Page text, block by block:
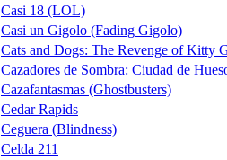
Casi 18 (LOL)
Casi un Gigolo (Fading Gigolo)
Cats and Dogs: The Revenge of Kitty
Cazadores de Sombra: Ciudad de
Cazafantasmas (Ghostbusters)
Cedar Rapids
Ceguera (Blindness)
Celda 211